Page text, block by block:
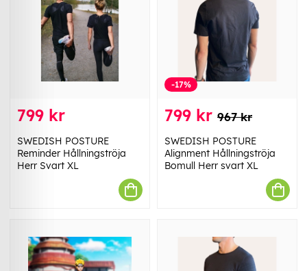
799 kr
SWEDISH POSTURE
Reminder Hållningströja
Herr Svart XL
-17%
799 kr 967 kr
SWEDISH POSTURE
Alignment Hållningströja
Bomull Herr svart XL